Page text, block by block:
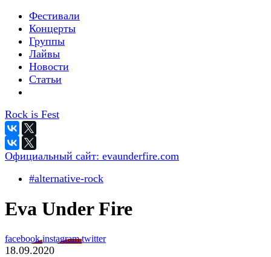
Фестивали
Концерты
Группы
Лайвы
Новости
Статьи
Rock is Fest
Официальный сайт: evaunderfire.com
#alternative-rock
Eva Under Fire
facebookinstagramtwitter
18.09.2020